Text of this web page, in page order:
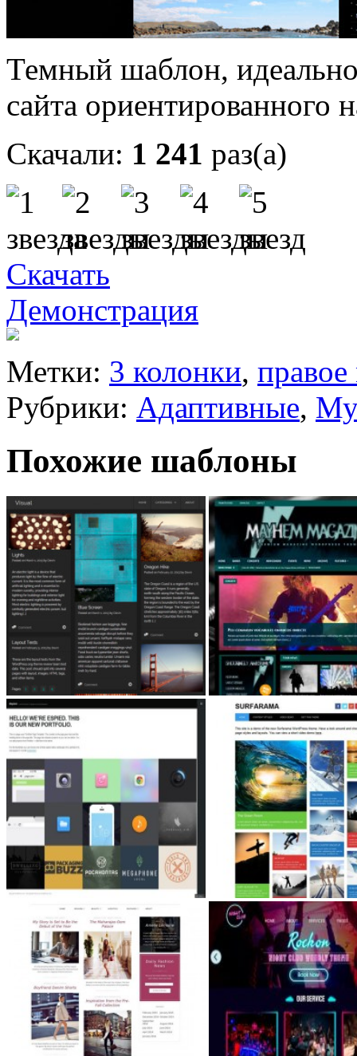
Темный шаблон,
сайта ориентированного
Скачали: 1 241 раз(а)
Скачать
Демонстрация
Метки: 3 колонки,
Рубрики: Адаптивные,
Похожие шаблоны